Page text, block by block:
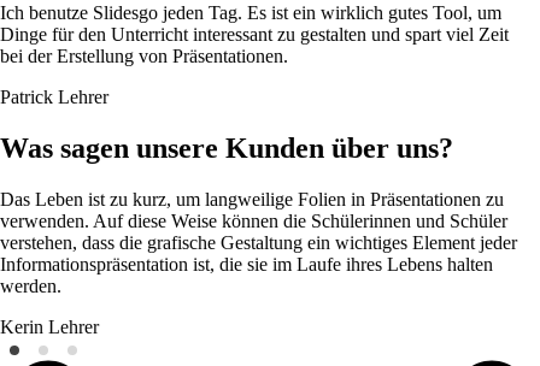
Ich benutze Slidesgo jeden Tag. Es ist ein wirklich gutes Tool, um
Dinge für den Unterricht interessant zu gestalten und spart viel Zeit
bei der Erstellung von Präsentationen.
Patrick Lehrer
Was sagen unsere Kunden über uns?
Das Leben ist zu kurz, um langweilige Folien in Präsentationen zu
verwenden. Auf diese Weise können die Schülerinnen und Schüler
verstehen, dass die grafische Gestaltung ein wichtiges Element jeder
Informationspräsentation ist, die sie im Laufe ihres Lebens halten
werden.
Kerin Lehrer